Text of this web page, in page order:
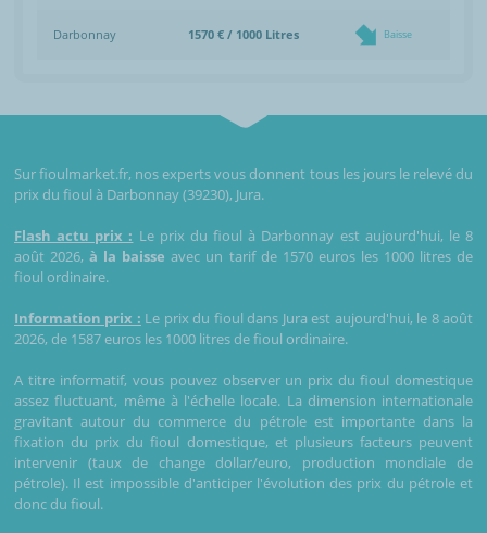
Darbonnay 1570 € / 1000 Litres Baisse
Sur fioulmarket.fr, nos experts vous donnent tous les jours le relevé du
prix du fioul à Darbonnay (39230), Jura.
Flash actu prix : Le prix du fioul à Darbonnay est aujourd'hui, le 8
août 2026,à la baisse avec un tarif de 1570 euros les 1000 litres de
fioul ordinaire.
Information prix : Le prix du fioul dans Jura est aujourd'hui, le 8 août
2026, de 1587 euros les 1000 litres de fioul ordinaire.
A titre informatif, vous pouvez observer un prix du fioul domestique
assez fluctuant, même à l'échelle locale. La dimension internationale
gravitant autour du commerce du pétrole est importante dans la
fixation du prix du fioul domestique, et plusieurs facteurs peuvent
intervenir (taux de change dollar/euro, production mondiale de
pétrole). Il est impossible d'anticiper l'évolution des prix du pétrole et
donc du fioul.